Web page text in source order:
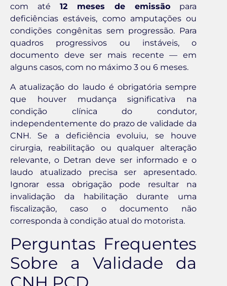
com até 12 meses de emissão para
deficiências estáveis, como amputações ou
condições congênitas sem progressão. Para
quadros progressivos ou instáveis, o
documento deve ser mais recente — em
alguns casos, com no máximo 3 ou 6 meses.
A atualização do laudo é obrigatória sempre
que houver mudança significativa na
condição clínica do condutor,
independentemente do prazo de validade da
CNH. Se a deficiência evoluiu, se houve
cirurgia, reabilitação ou qualquer alteração
relevante, o Detran deve ser informado e o
laudo atualizado precisa ser apresentado.
Ignorar essa obrigação pode resultar na
invalidação da habilitação durante uma
fiscalização, caso o documento não
corresponda à condição atual do motorista.
Perguntas Frequentes
Sobre a Validade da